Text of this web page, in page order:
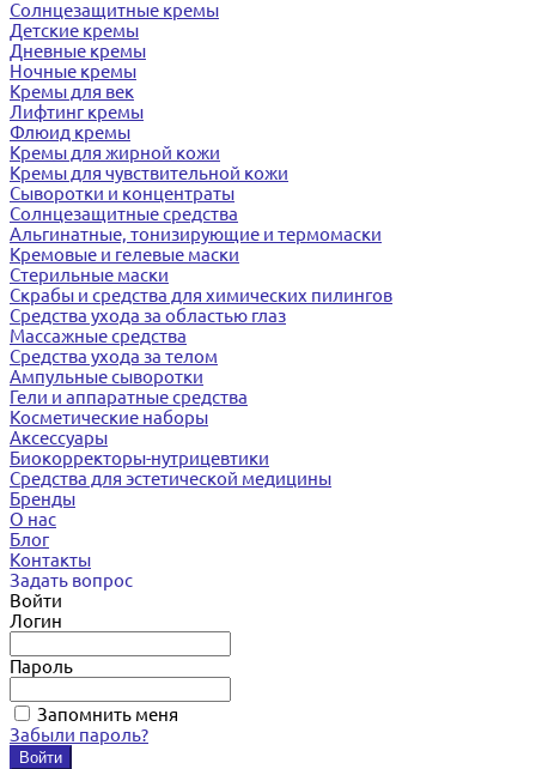
Солнцезащитные кремы
Детские кремы
Дневные кремы
Ночные кремы
Кремы для век
Лифтинг кремы
Флюид кремы
Кремы для жирной кожи
Кремы для чувствительной кожи
Сыворотки и концентраты
Солнцезащитные средства
Альгинатные, тонизирующие и термомаски
Кремовые и гелевые маски
Стерильные маски
Скрабы и средства для химических пилингов
Средства ухода за областью глаз
Массажные средства
Средства ухода за телом
Ампульные сыворотки
Гели и аппаратные средства
Косметические наборы
Аксессуары
Биокорректоры-нутрицевтики
Средства для эстетической медицины
Бренды
О нас
Блог
Контакты
Задать вопрос
Войти
Логин
Пароль
Запомнить меня
Забыли пароль?